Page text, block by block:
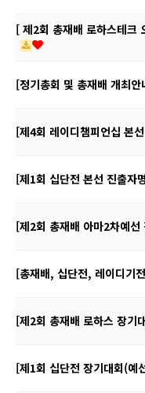
[ 제2회 총재배 로하스테크
[정기총회 및 총재배 개최
[제4회 레이디챔피언십 본
[제1회 십단전 본선 진출자
[제2회 총재배 아마2차예선
[총재배, 십단전, 레이디기
[제2회 총재배 로하스 장기
[제1회 십단전 장기대회(예